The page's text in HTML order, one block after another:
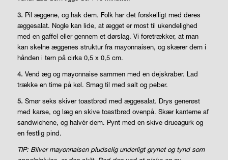
3. Pil æggene, og hak dem. Folk har det forskelligt med deres
æggesalat. Nogle kan lide, at ægget er most til ukendelighed
med en gaffel eller gennem et dørslag. Vi foretrækker, at man
kan skelne æggenes struktur fra mayon­naisen, og skærer dem i
hånden i tern på cirka 0,5 x 0,5 cm.
4. Vend æg og mayonnaise sammen med en dejskraber. Lad
trække en time på køl. Smag til med salt og peber.
5. Smør seks skiver toastbrød med æggesalat. Drys generøst
med karse, og læg en skive toastbrød ovenpå. Skær kanterne af
sandwichene, og halvér dem. Pynt med en skive drueagurk og
en festlig pind.
TIP: Bliver mayonnaisen pludselig underligt grynet og tynd som